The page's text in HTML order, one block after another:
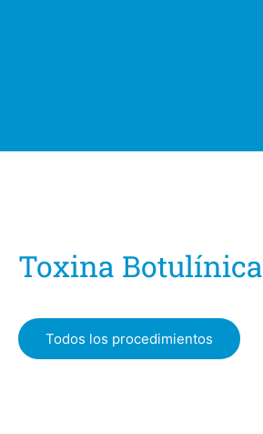
Toxina Botulínica
Todos los procedimientos